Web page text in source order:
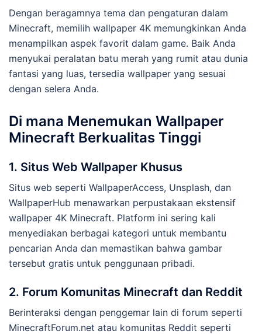
Dengan beragamnya tema dan pengaturan dalam
Minecraft, memilih wallpaper 4K memungkinkan Anda
menampilkan aspek favorit dalam game. Baik Anda
menyukai peralatan batu merah yang rumit atau dunia
fantasi yang luas, tersedia wallpaper yang sesuai
dengan selera Anda.
Di mana Menemukan Wallpaper
Minecraft Berkualitas Tinggi
1. Situs Web Wallpaper Khusus
Situs web seperti WallpaperAccess, Unsplash, dan
WallpaperHub menawarkan perpustakaan ekstensif
wallpaper 4K Minecraft. Platform ini sering kali
menyediakan berbagai kategori untuk membantu
pencarian Anda dan memastikan bahwa gambar
tersebut gratis untuk penggunaan pribadi.
2. Forum Komunitas Minecraft dan Reddit
Berinteraksi dengan penggemar lain di forum seperti
MinecraftForum.net atau komunitas Reddit seperti